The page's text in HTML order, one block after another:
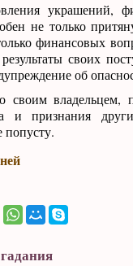
украшений,
не только
финансовых
своих
об
владельцем,
и признания
попусту.